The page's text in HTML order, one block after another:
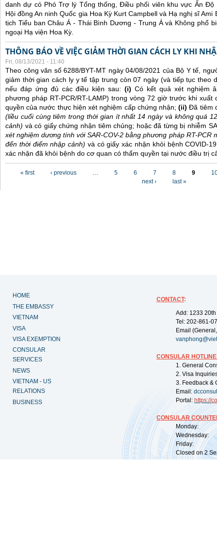
danh dự có Phó Trợ lý Tổng thống, Điều phối viên khu vực Ấn
Hội đồng An ninh Quốc gia Hoa Kỳ Kurt Campbell và Hạ nghị sĩ
tịch Tiểu ban Châu Á - Thái Bình Dương - Trung Á và Không phổ
ngoại Hạ viện Hoa Kỳ.
THÔNG BÁO VỀ VIỆC GIẢM THỜI GIAN CÁCH LY KHI
Fri, 08/13/2021 - 11:40
Theo công văn số 6288/BYT-MT ngày 04/08/2021 của Bộ Y tế,
giảm thời gian cách ly y tế tập trung còn 07 ngày (và tiếp tục theo
nếu đáp ứng đủ các điều kiện sau: (i) Có kết quả xét nghiệm
phương pháp RT-PCR/RT-LAMP) trong vòng 72 giờ trước khi
quyền của nước thực hiện xét nghiệm cấp chứng nhận;(ii)Đã tiêm
(liều cuối cùng tiêm trong thời gian ít nhất 14 ngày và không quá
cảnh) và có giấy chứng nhận tiêm chủng; hoặc đã từng bị nhiễm
xét nghiệm dương tính với SAR-COV-2 bằng phương pháp RT-PCR
đến thời điểm nhập cảnh) và có giấy xác nhận khỏi bệnh COVID-
xác nhận đã khỏi bệnh do cơ quan có thẩm quyền tại nước điều trị
« first ‹ previous … 5 6 7 8 9
next ›
last »
HOME
THE EMBASSY
VIETNAM
VISA
VISA EXEMPTION
CONSULAR
SERVICES
NEWS
VIETNAM - US
RELATIONS
BUSINESS
CONTACT:
Add: 1233
Tel: 202-861-
Email
CONSULAR
1. General
2. Visa
3. Feedback &
Email:
Portal: https://
CONSULAR
Monday:
Wednesday:
Friday:
Closed on 2